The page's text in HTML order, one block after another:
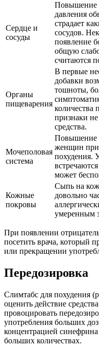
Сердце и
сосуды
Повышение
давления
страдает
сосудов.
появление
общую
считаются
Органы
пищеварения
В первые
добавки
тошноты,
количества
признаки
средства.
Мочеполовая
система
Повышение
женщин при
похудения.
может
Кожные
покровы
Сыпь на
довольно
умеренным
При появлении
посетить врача, который
или прекращении
Передозировка
Слимтабс для похудения
оценить действие
провоцировать
употребления больших
концентрацией
больших количествах.